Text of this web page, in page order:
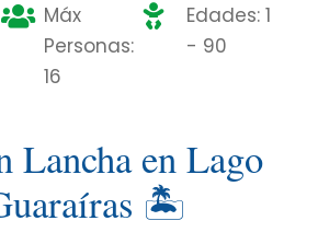
Máx
Personas:
16
Edades: 1
- 90
Lancha en Lago
🏝